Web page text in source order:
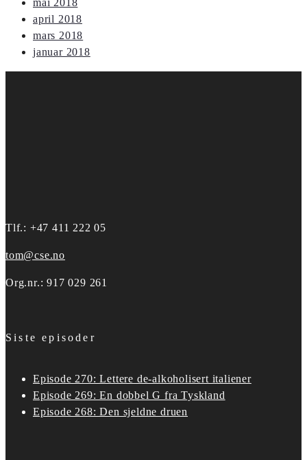
mai 2018
april 2018
mars 2018
januar 2018
Tlf.: +47 411 222 05
tom@cse.no
Org.nr.: 917 029 261
Siste episoder
Episode 270: Lettere de-alkoholisert italiener
Episode 269: En dobbel G fra Tyskland
Episode 268: Den sjeldne druen